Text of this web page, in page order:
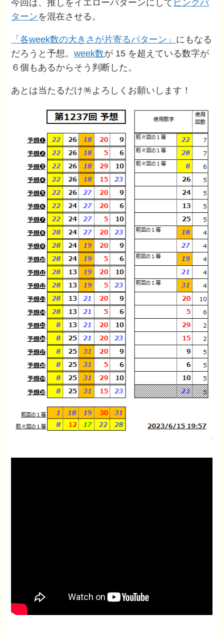
今回は、推しをイエローパターンにして ピンクパ
ターンを混在させる。
「各week数の大きさが片寄るパターン」 にもなる
だろうと予想。week数が 15 を超えている数字が
６個もあるからそう判断した。
あとは当たるだけ🪅よろしくお願いします！